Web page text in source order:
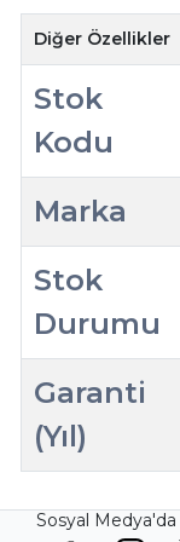
Diğer Özellikler
Stok
Kodu
Marka
Stok
Durumu
Garanti
(Yıl)
Sosyal